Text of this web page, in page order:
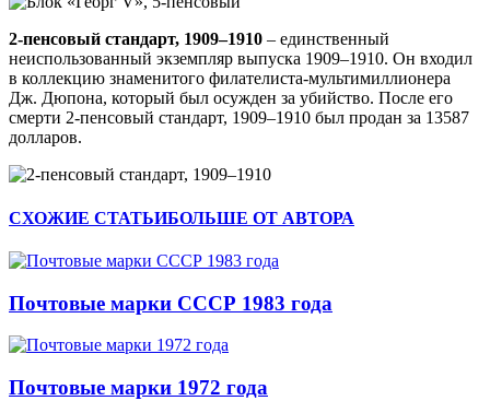
2-пенсовый стандарт, 1909–1910 – единственный
неиспользованный экземпляр выпуска 1909–1910. Он входил
в коллекцию знаменитого филателиста-мультимиллионера
Дж. Дюпона, который был осужден за убийство. После его
смерти 2-пенсовый стандарт, 1909–1910 был продан за 13587
долларов.
СХОЖИЕ СТАТЬИБОЛЬШЕ ОТ АВТОРА
Почтовые марки СССР 1983 года
Почтовые марки 1972 года